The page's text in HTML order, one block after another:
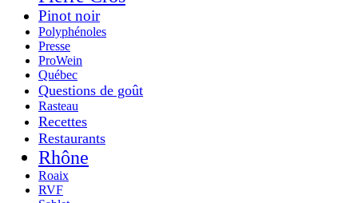
Pinot noir
Polyphénoles
Presse
ProWein
Québec
Questions de goût
Rasteau
Recettes
Restaurants
Rhône
Roaix
RVF